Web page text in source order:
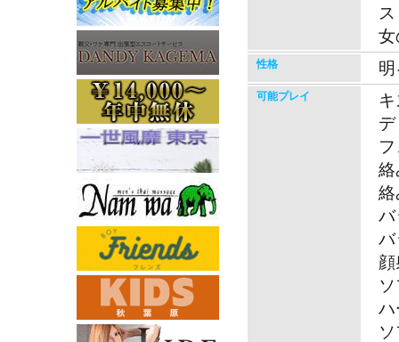
女
性格
可能プレイ
絡
絡
バ
バ
ハ